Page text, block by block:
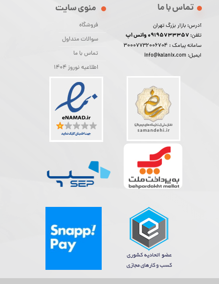
منوی سایت
فروشگاه
سوالات متداول
تماس با ما
اطلاعیه نوروز 1404
تماس با ما
آدرس: بازار بزرگ تهران
تلفن:
سامانه پیامک : 30007732006704
ایمیل: info@kalanix.com